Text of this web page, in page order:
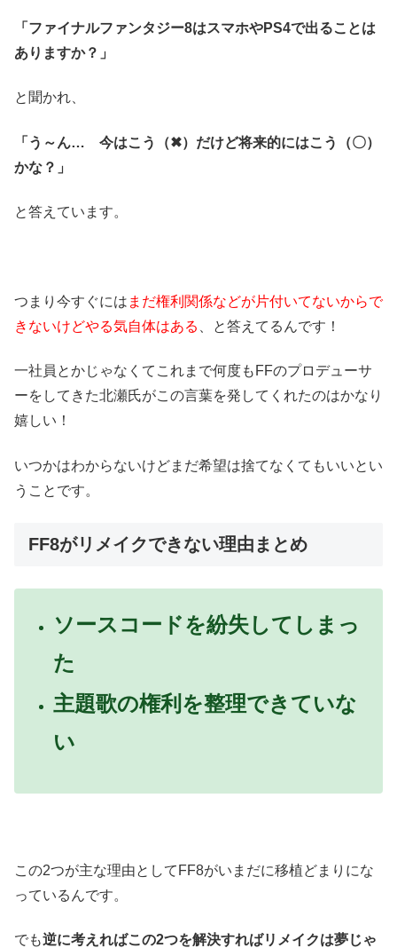
「ファイナルファンタジー8はスマホやPS4で出ることは
ありますか？」
と聞かれ、
「う～ん… 今はこう（✖）だけど将来的にはこう（〇）
かな？」
と答えています。
つまり今すぐには まだ権利関係などが片付いてないからで
きないけどやる気自体はある
、と答えてるんです！
一社員とかじゃなくてこれまで何度もFFのプロデューサ
ーをしてきた北瀬氏がこの言葉を発してくれたのはかなり
嬉しい！
いつかはわからないけどまだ希望は捨てなくてもいいとい
うことです。
FF8がリメイクできない理由まとめ
ソースコードを紛失してしまっ
た
主題歌の権利を整理できていな
い
この2つが主な理由としてFF8がいまだに移植どまりにな
っているんです。
でも逆に考えればこの2つを解決すればリメイクは夢じゃ